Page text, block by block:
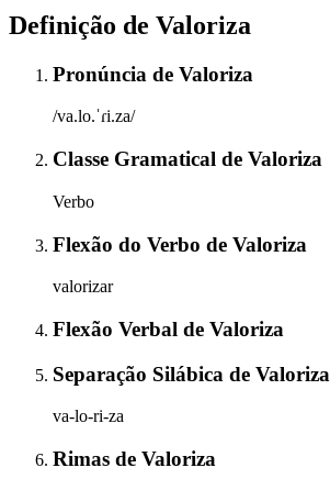
Definição de Valoriza
Pronúncia de Valoriza
/va.lo.ˈɾi.za/
Classe Gramatical de Valoriza
Verbo
Flexão do Verbo de Valoriza
valorizar
Flexão Verbal de Valoriza
Separação Silábica de Valoriza
va-lo-ri-za
Rimas de Valoriza